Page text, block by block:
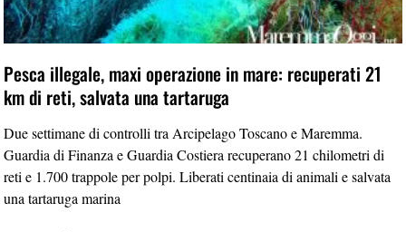
Pesca illegale, maxi operazione in mare: recuperati 21
km di reti, salvata una tartaruga
Due settimane di controlli tra Arcipelago Toscano e Maremma.
Guardia di Finanza e Guardia Costiera recuperano 21 chilometri di
reti e 1.700 trappole per polpi. Liberati centinaia di animali e salvata
una tartaruga marina